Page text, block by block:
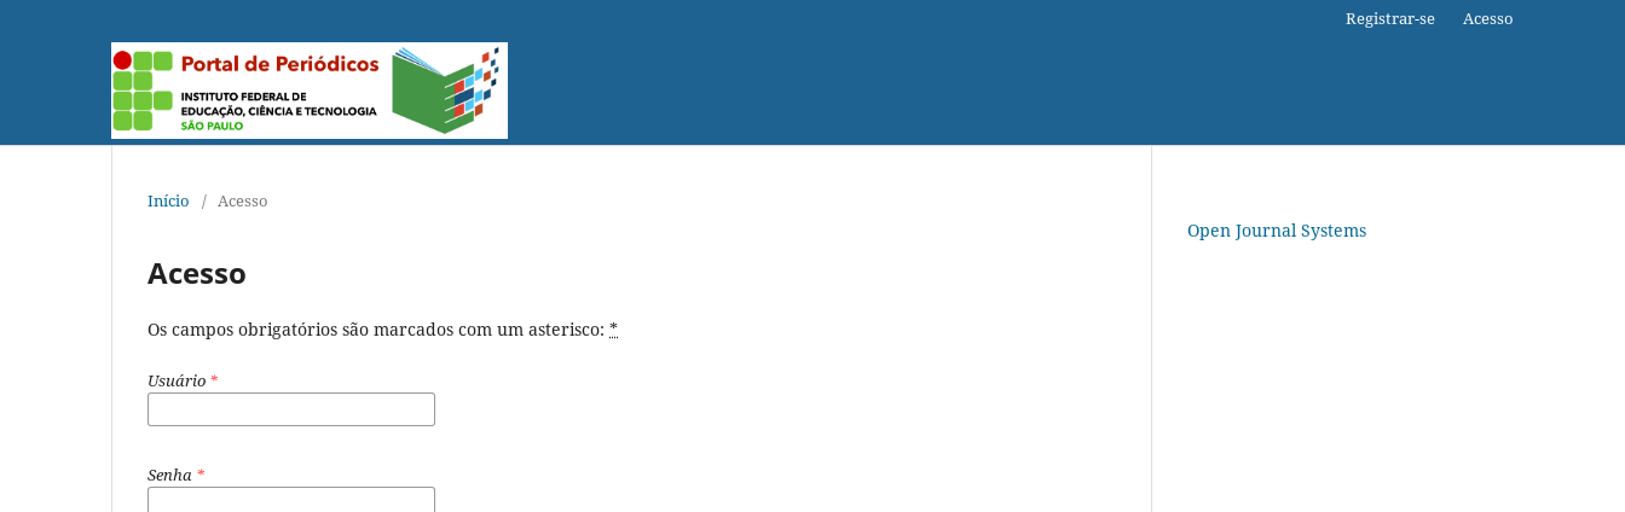
Registrar-se Acesso
Início / Acesso
Acesso
Os campos obrigatórios são marcados com um asterisco: *
Usuário *
Senha *
Open Journal Systems